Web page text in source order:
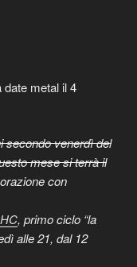
metal il 4
secondo venerdì del
mese si terrà il
con
, primo ciclo “la
alle 21, dal 12